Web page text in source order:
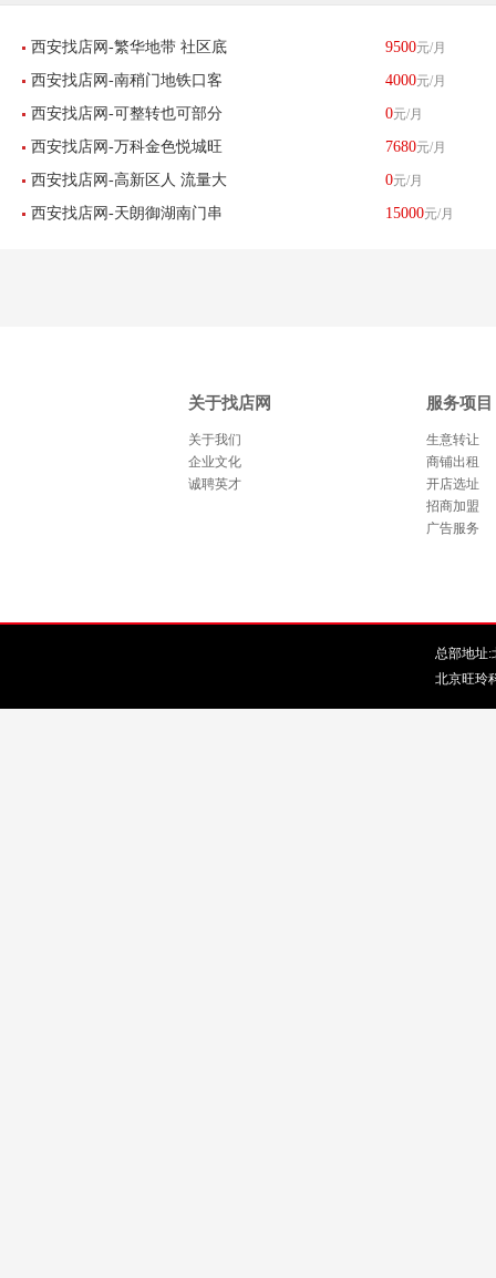
西安找店网-繁华地带 社区底
商 小吃店 转让-已转让
9500元/月
西安找店网-南稍门地铁口客
流量大婚纱店转让-已转让
4000元/月
西安找店网-可整转也可部分
招租（母婴用品）-已转让
0元/月
西安找店网-万科金色悦城旺
铺空转-已转让
7680元/月
西安找店网-高新区人 流量大
客源稳定串串店转让-已转让
0元/月
西安找店网-天朗御湖南门串 15000元/月
关于找店网
关于我们
企业文化
诚聘英才
服务项目
生意转让
商铺出租
开店选址
招商加盟
广告服务
总部地址:
北京旺玲